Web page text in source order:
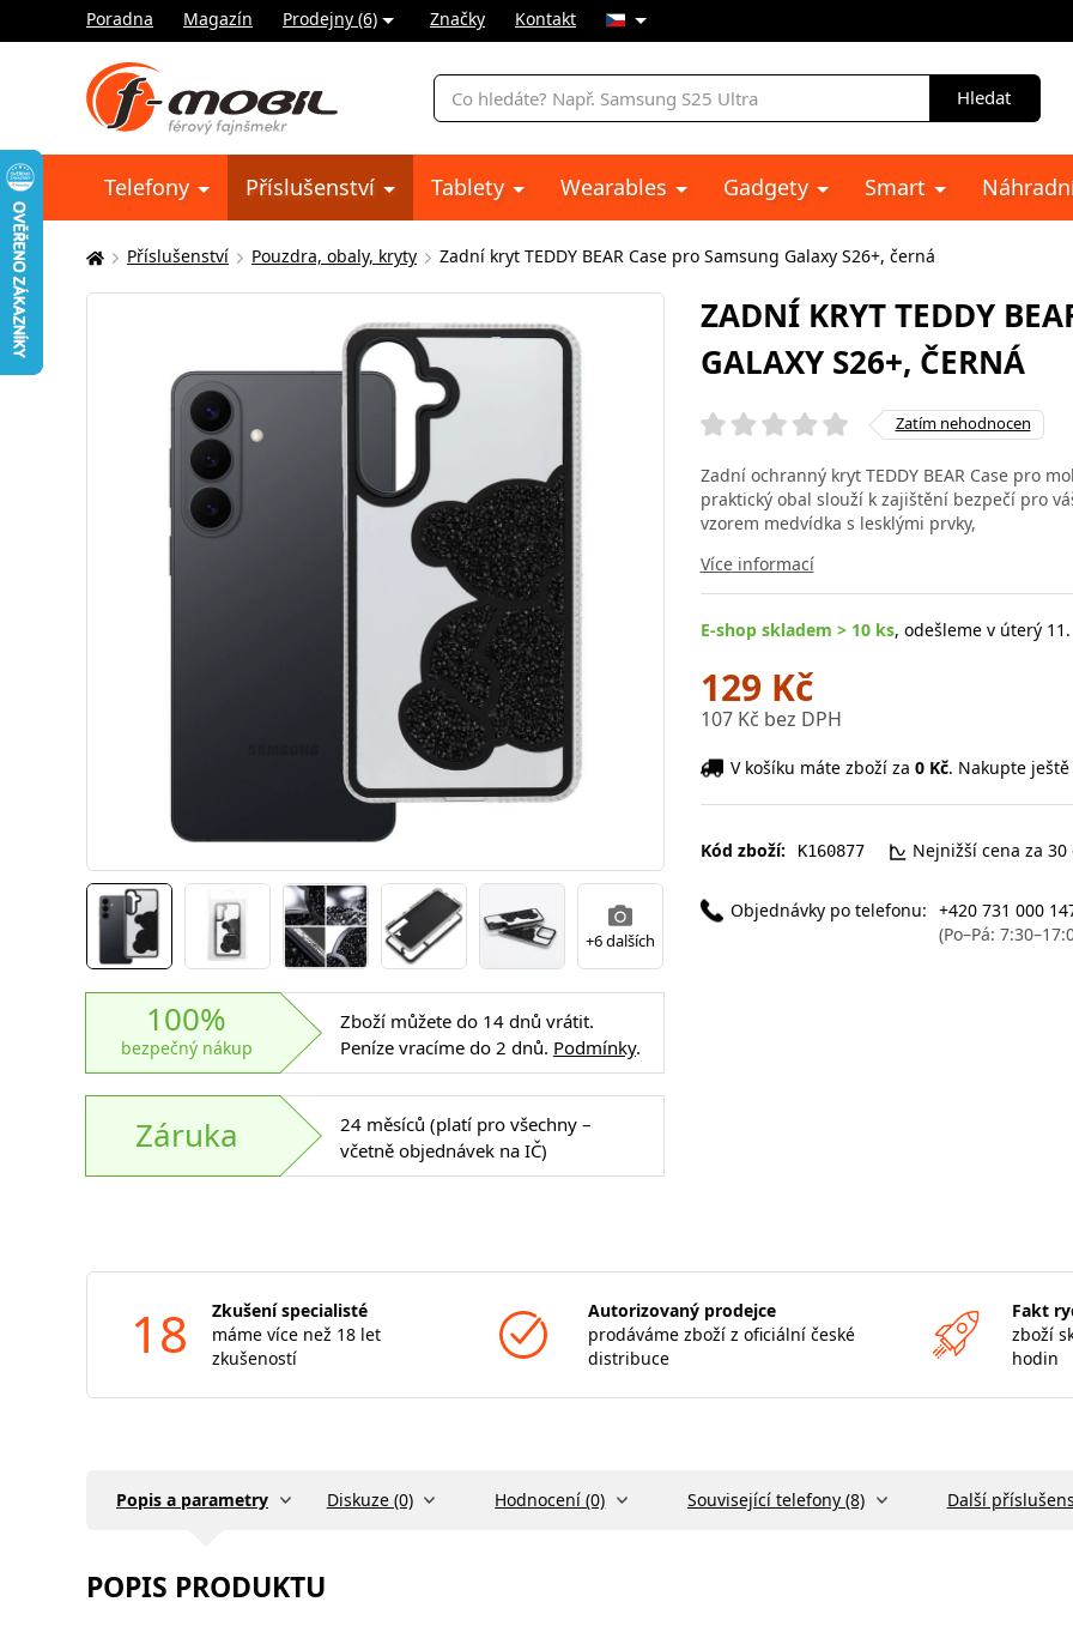
Poradna Magazín Prodejny (6) Značky Kontakt
Vyhledávání
Hledat
Telefony Příslušenství Tablety Wearables Gadgety Smart
Zde
se
Příslušenství Pouzdra, obaly, kryty Zadní kryt TEDDY BEAR Case pro Samsung Galaxy S26+, černá
+6 dalších
100%
bezpečný nákup
Zboží můžete do 14 dnů vrátit.
Peníze vracíme do 2 dnů. Podmínky.
Záruka
24 měsíců (platí pro všechny –
včetně objednávek na IČ)
ZADNÍ KRYT TEDDY
GALAXY S26+, ČERNÁ
Zatím nehodnocen
Zadní ochranný kryt TEDDY BEAR Case pro
praktický obal slouží k zajištění bezpečí pro
vzorem medvídka s lesklými prvky,
Více informací
E-shop skladem > 10 ks, odešleme v úterý 11.
129 Kč
107 Kč bez DPH
V košíku máte zboží za 0 Kč. Nakupte ještě
Kód zboží: K160877 Nejnižší cena za 30
Objednávky po telefonu: +420 731 000
(Po–Pá:
18
Zkušení specialisté
máme více než 18 let
zkušeností
Autorizovaný prodejce
prodáváme zboží z oficiální české
distribuce
Fakt
zboží
hodin
Popis a parametry Diskuze (0) Hodnocení (0) Související telefony (8) Další
POPIS PRODUKTU